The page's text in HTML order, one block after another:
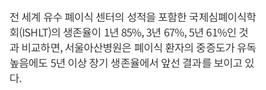
전 세계 유수 폐이식 센터의 성적을 포함한 국제심폐이식학
회(ISHLT)의 생존율이 1년 85%, 3년 67%, 5년 61%인 것
과 비교하면, 서울아산병원은 폐이식 환자의 중증도가 유독
높음에도 5년 이상 장기 생존율에서 앞선 결과를 보이고 있
다.